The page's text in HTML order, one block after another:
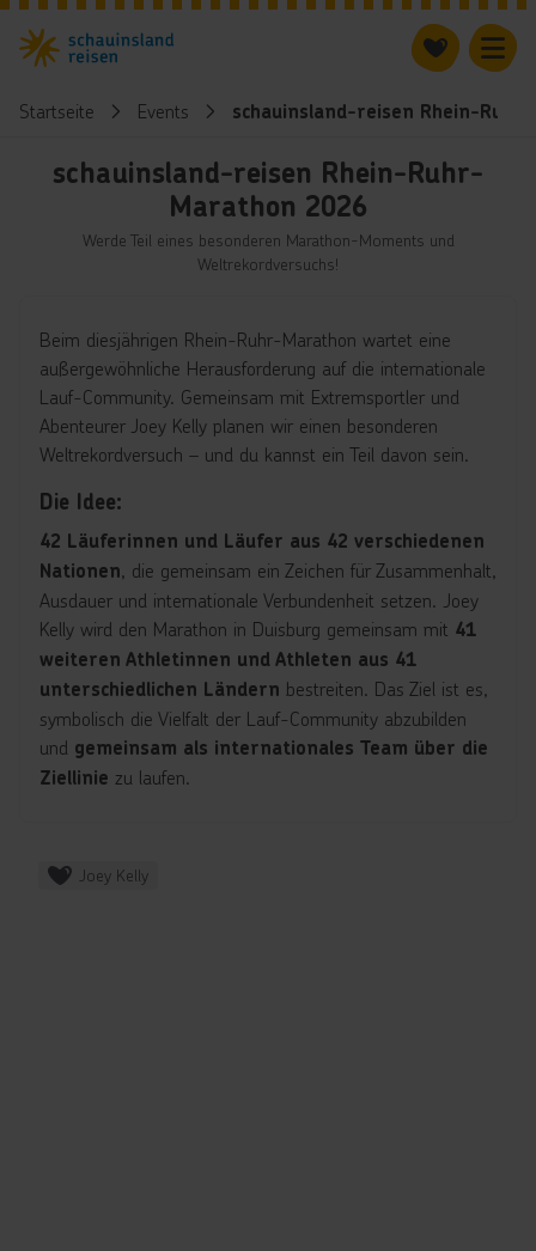
Startseite Events schauinsland-reisen Rhein-
schauinsland-reisen Rhein-Ruhr-
Marathon 2026
Werde Teil eines besonderen Marathon-Moments und
Weltrekordversuchs!
Beim diesjährigen Rhein-Ruhr-Marathon wartet eine
außergewöhnliche Herausforderung auf die internationale
Lauf-Community. Gemeinsam mit Extremsportler und
Abenteurer Joey Kelly planen wir einen besonderen
Weltrekordversuch – und du kannst ein Teil davon sein.
Die Idee:
42 Läuferinnen und Läufer aus 42 verschiedenen
Nationen, die gemeinsam ein Zeichen für Zusammenhalt,
Ausdauer und internationale Verbundenheit setzen. Joey
Kelly wird den Marathon in Duisburg gemeinsam mit 41
weiteren Athletinnen und Athleten aus 41
unterschiedlichen Ländern bestreiten. Das Ziel ist es,
symbolisch die Vielfalt der Lauf-Community abzubilden
und gemeinsam als internationales Team über die
Ziellinie zu laufen.
Joey Kelly